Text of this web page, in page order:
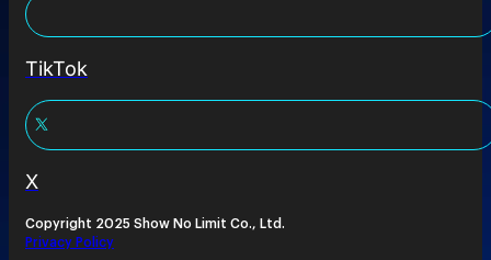
TikTok
X
Copyright 2025 Show No Limit Co., Ltd.
Privacy Policy